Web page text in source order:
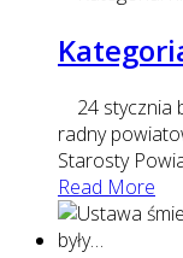
24 stycznia
radny
Starosty
Read More